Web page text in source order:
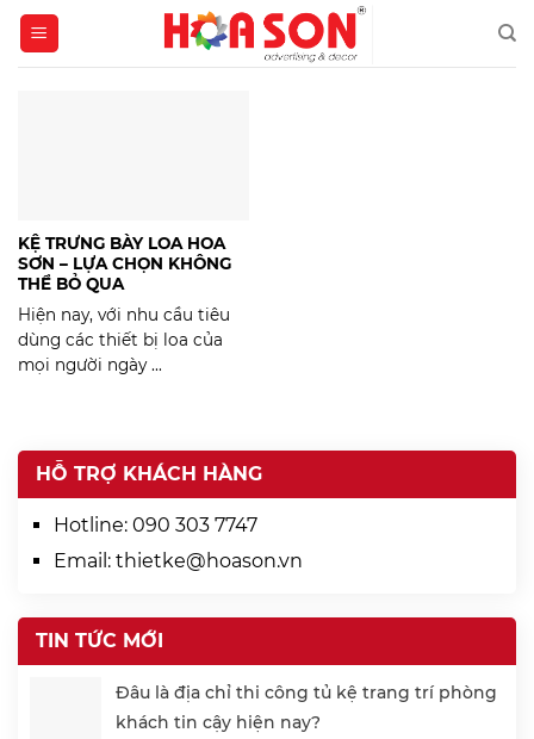
Skip
content
KỆ TRƯNG BÀY LOA HOA
SƠN – LỰA CHỌN KHÔNG
THỂ BỎ QUA
Hiện nay, với nhu cầu tiêu
dùng các thiết bị loa của
mọi người ngày ...
HỖ TRỢ KHÁCH HÀNG
Hotline: 090 303 7747
Email: thietke@hoason.vn
TIN TỨC MỚI
Đâu là địa chỉ thi công tủ kệ trang trí phòng
khách tin cậy hiện nay?